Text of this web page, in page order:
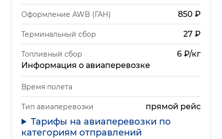
Оформление AWB (ГАН) 850 ₽
Терминальный сбор 27 ₽
Топливный сбор
6 ₽/кг
Информация о авиаперевозке
Время полета
Тип авиаперевозки прямой рейс
Тарифы на авиаперевозки по
категориям отправлений